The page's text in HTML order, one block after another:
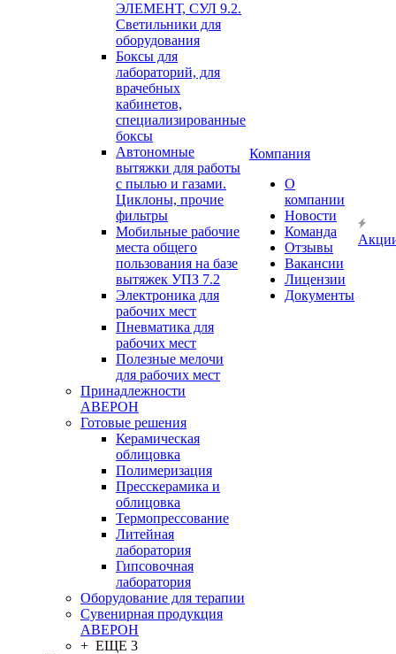
ЭЛЕМЕНТ, СУЛ 9.2.
Светильники для
оборудования
Боксы для
лабораторий, для
врачебных
кабинетов,
специализированные
боксы
Автономные
вытяжки для работы
с пылью и газами.
Циклоны, прочие
фильтры
Мобильные рабочие
места общего
пользования на базе
вытяжек УПЗ 7.2
Электроника для
рабочих мест
Пневматика для
рабочих мест
Полезные мелочи
для рабочих мест
Принадлежности
АВЕРОН
Готовые решения
Керамическая
облицовка
Полимеризация
Пресскерамика и
облицовка
Термопрессование
Литейная
лаборатория
Гипсовочная
лаборатория
Оборудование для терапии
Сувенирная продукция
АВЕРОН
+ ЕЩЕ 3
Компания
О
компании
Новости
Команда
Отзывы
Вакансии
Лицензии
Документы